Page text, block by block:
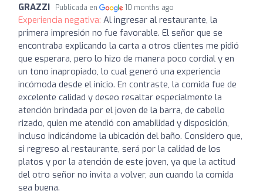
GRAZZI Publicada en 10 months ago
Experiencia negativa: Al ingresar al restaurante, la
primera impresión no fue favorable. El señor que se
encontraba explicando la carta a otros clientes me pidió
que esperara, pero lo hizo de manera poco cordial y en
un tono inapropiado, lo cual generó una experiencia
incómoda desde el inicio. En contraste, la comida fue de
excelente calidad y deseo resaltar especialmente la
atención brindada por el joven de la barra, de cabello
rizado, quien me atendió con amabilidad y disposición,
incluso indicándome la ubicación del baño. Considero que,
si regreso al restaurante, será por la calidad de los
platos y por la atención de este joven, ya que la actitud
del otro señor no invita a volver, aun cuando la comida
sea buena.